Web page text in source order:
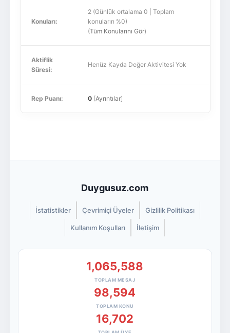
Konuları:
2 (Günlük ortalama 0 | Toplam
konuların %0)
(Tüm Konularını Gör)
Aktiflik
Süresi:
Henüz Kayda Değer Aktivitesi Yok
Rep Puanı: 0[Ayrıntılar]
Duygusuz.com
İstatistikler Çevrimiçi Üyeler Gizlilik Politikası
Kullanım Koşulları İletişim
1,065,588
TOPLAM MESAJ
98,594
TOPLAM KONU
16,702